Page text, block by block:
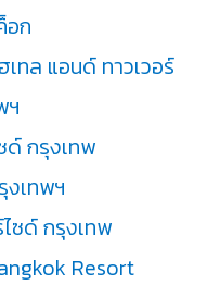
อก
ทล แอนด์ ทาวเวอร์
ฯ
ด์ กรุงเทพ
งเทพฯ
ซด์ กรุงเทพ
Resort